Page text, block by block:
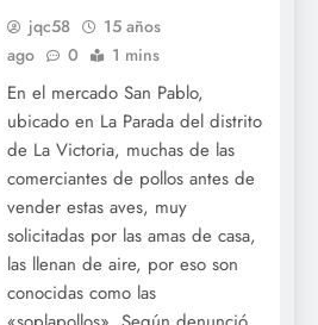
jqc58
15 años
ago
0 1 mins
En el mercado San Pablo,
ubicado en La Parada del distrito
de La Victoria, muchas de las
comerciantes de pollos antes de
vender estas aves, muy
solicitadas por las amas de casa,
las llenan de aire, por eso son
conocidas como las